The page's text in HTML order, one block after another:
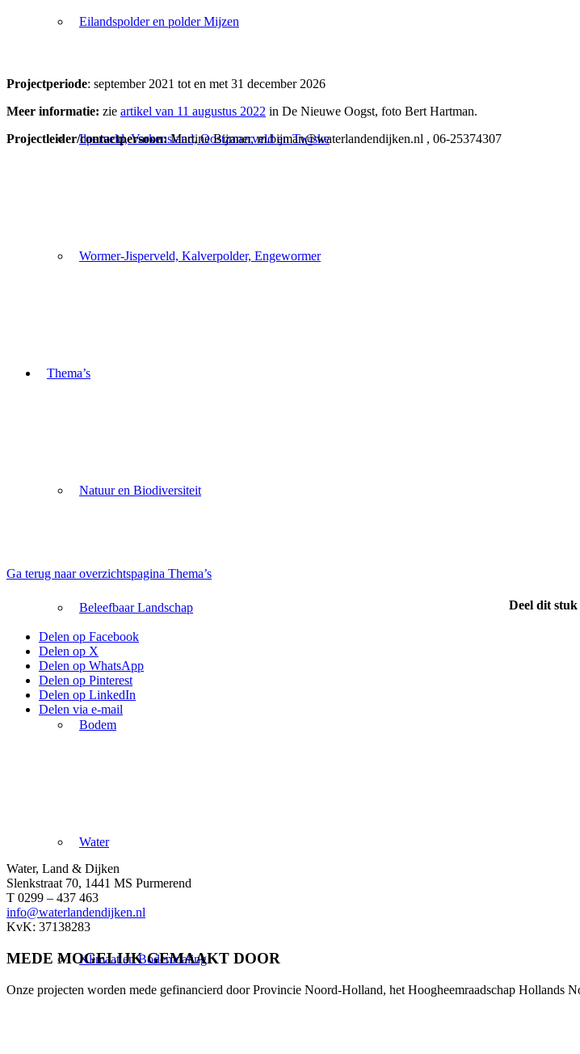
Eilandspolder en polder Mijzen
Ilperveld, Varkensland, Oostzanerveld en Twiske
Wormer-Jisperveld, Kalverpolder, Engewormer
Thema’s
Natuur en Biodiversiteit
Beleefbaar Landschap
Bodem
Water
Klimaat en Bodemdaling
Projectperiode: september 2021 tot en met 31 december 2026
Meer informatie: zie artikel van 11 augustus 2022 in De Nieuwe Oogst, foto Bert Hartman.
Projectleider/contactpersoon:Martine Bijman, m.bijman@waterlandendijken.nl , 06-25374307
Ga terug naar overzichtspagina Thema’s
Deel dit stuk
Delen op Facebook
Delen op X
Delen op WhatsApp
Delen op Pinterest
Delen op LinkedIn
Delen via e-mail
Water, Land & Dijken
Slenkstraat 70, 1441 MS Purmerend
T 0299 – 437 463
info@waterlandendijken.nl
KvK: 37138283
MEDE MOGELIJK GEMAAKT DOOR
Onze projecten worden mede gefinancierd door Provincie Noord-Holland, het Hoogheemraadschap Hollands